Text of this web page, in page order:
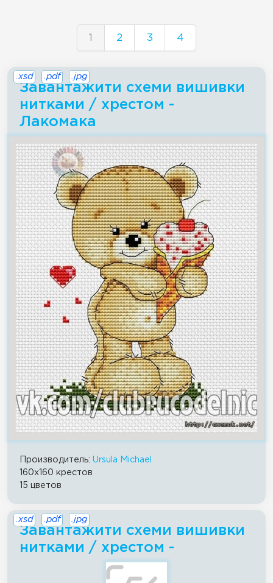
1 2 3 4
Завантажити схеми вишивки
нитками / хрестом -
Лакомака
.xsd .pdf .jpg
Производитель: Ursula Michael
160x160 крестов
15 цветов
Завантажити схеми вишивки
нитками / хрестом -
.xsd .pdf .jpg